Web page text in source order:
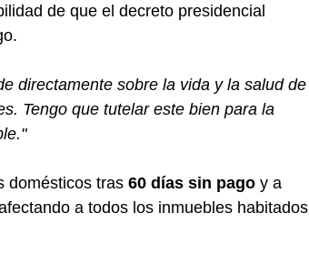
de que el decreto presidencial
directamente sobre la vida y la salud de
Tengo que tutelar este bien para la
domésticos tras 60 días sin pago y a
a todos los inmuebles habitados